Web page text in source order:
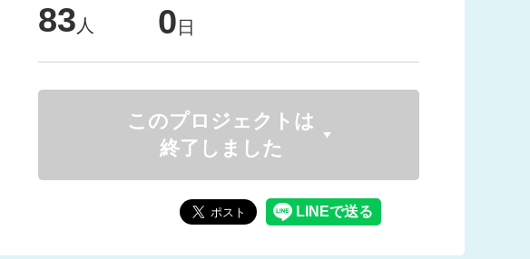
83 人 0 日
このプロジェクトは
終了しました